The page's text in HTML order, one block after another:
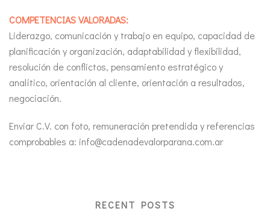
COMPETENCIAS VALORADAS:
Liderazgo, comunicación y trabajo en equipo, capacidad de
planificación y organización, adaptabilidad y flexibilidad,
resolución de conflictos, pensamiento estratégico y
analítico, orientación al cliente, orientación a resultados,
negociación.
Enviar C.V. con foto, remuneración pretendida y referencias
comprobables a: info@cadenadevalorparana.com.ar
RECENT POSTS